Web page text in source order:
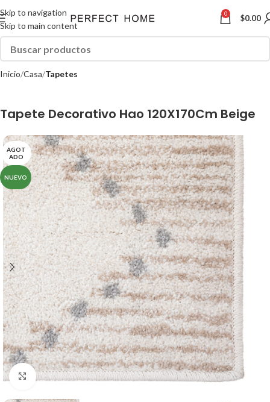
Skip to navigation
Skip to main content
0 $0.00
Inicio Casa Tapetes
Tapete Decorativo Hao 120X170Cm Beige
AGOT
ADO
NUEVO
Click to enlarge